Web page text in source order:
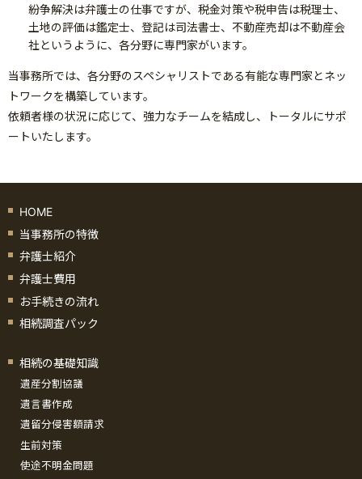
紛争解決は弁護士の仕事ですが、税金対策や税申告は税理士、
土地の評価は鑑定士、登記は司法書士、不動産売却は不動産会
社というように、各分野に専門家がいます。
当事務所では、各分野のスペシャリストである有能な専門家とネッ
トワークを構築しています。
依頼者様の状況に応じて、強力なチームを結成し、トータルにサポ
ートいたします。
HOME
当事務所の特徴
弁護士紹介
弁護士費用
お手続きの流れ
相続調査パック
相続の基礎知識
遺産分割協議
遺言書作成
遺留分侵害額請求
生前対策
使途不明金問題